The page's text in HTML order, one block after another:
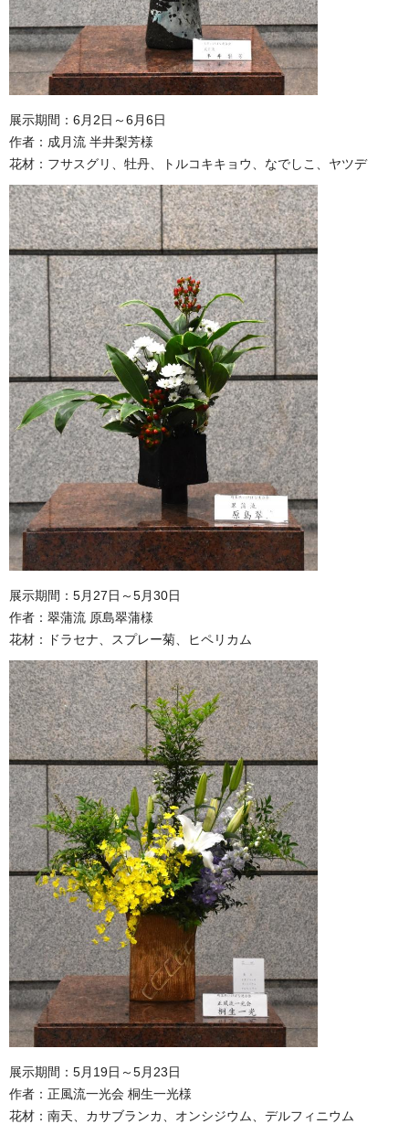
展示期間：6月2日～6月6日
作者：成月流 半井梨芳様
花材：フサスグリ、牡丹、トルコキキョウ、なでしこ、ヤツデ
展示期間：5月27日～5月30日
作者：翠蒲流 原島翠蒲様
花材：ドラセナ、スプレー菊、ヒペリカム
展示期間：5月19日～5月23日
作者：正風流一光会 桐生一光様
花材：南天、カサブランカ、オンシジウム、デルフィニウム